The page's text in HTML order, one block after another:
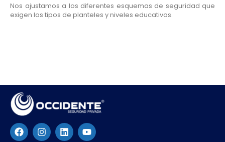
Nos ajustamos a los diferentes esquemas de seguridad que
exigen los tipos de planteles y niveles educativos.